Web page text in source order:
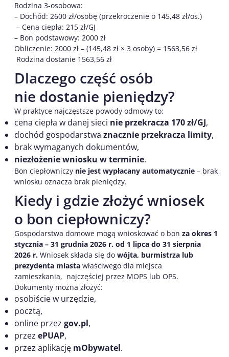
Rodzina 3-osobowa:
– Dochód: 2600 zł/osobę (przekroczenie o 145,48 zł/os.)
– Cena ciepła: 215 zł/GJ
– Bon podstawowy: 2000 zł
Obliczenie: 2000 zł – (145,48 zł × 3 osoby) = 1563,56 zł
Rodzina dostanie 1563,56 zł
Dlaczego część osób
nie dostanie pieniędzy?
W praktyce najczęstsze powody odmowy to:
cena ciepła w danej sieci nie przekracza 170 zł/GJ,
dochód gospodarstwa znacznie przekracza limity,
brak wymaganych dokumentów,
niezłożenie wniosku w terminie.
Bon ciepłowniczy nie jest wypłacany automatycznie – brak
wniosku oznacza brak pieniędzy.
Kiedy i gdzie złożyć wniosek
o bon ciepłowniczy?
Gospodarstwa domowe mogą wnioskować o bon za okres 1
stycznia – 31 grudnia 2026 r. od 1 lipca do 31 sierpnia
2026 r. Wniosek składa się do wójta, burmistrza lub
prezydenta miasta właściwego dla miejsca
zamieszkania, najczęściej przez MOPS lub OPS.
Dokumenty można złożyć:
osobiście w urzędzie,
pocztą,
online przez gov.pl,
przez ePUAP,
przez aplikację mObywatel.